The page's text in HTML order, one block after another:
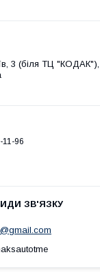
3 (біля ТЦ "КОДАК"),
11-96